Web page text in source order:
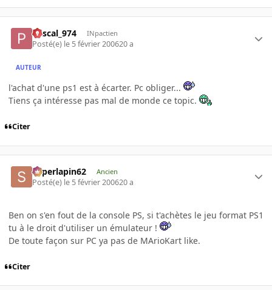
Pascal_974 INpactien
Posté(e) le 5 février 200620 a
AUTEUR
l'achat d'une ps1 est à écarter. Pc obliger...
Tiens ça intéresse pas mal de monde ce topic.
Citer
superlapin62 Ancien
Posté(e) le 5 février 200620 a
Ben on s'en fout de la console PS, si t'achètes le jeu format PS1
tu à le droit d'utiliser un émulateur !
De toute façon sur PC ya pas de MArioKart like.
Citer